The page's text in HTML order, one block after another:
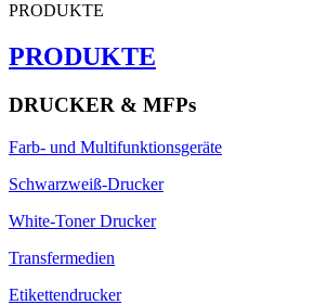
PRODUKTE
PRODUKTE
DRUCKER & MFPs
Farb- und Multifunktionsgeräte
Schwarzweiß-Drucker
White-Toner Drucker
Transfermedien
Etikettendrucker